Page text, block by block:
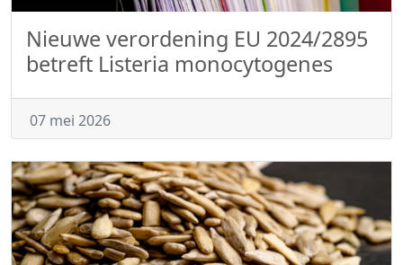
Nieuwe verordening EU 2024/2895
betreft Listeria monocytogenes
07 mei 2026